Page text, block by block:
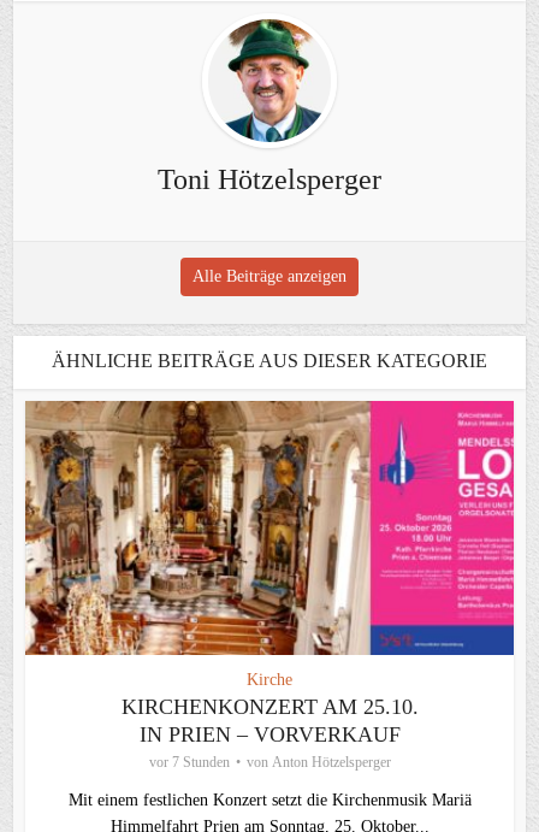
Toni Hötzelsperger
Alle Beiträge anzeigen
ÄHNLICHE BEITRÄGE AUS DIESER KATEGORIE
Kirche
KIRCHENKONZERT AM 25.10.
IN PRIEN – VORVERKAUF
vor 7 Stunden von Anton Hötzelsperger
Mit einem festlichen Konzert setzt die Kirchenmusik Mariä
Himmelfahrt Prien am Sonntag, 25. Oktober...